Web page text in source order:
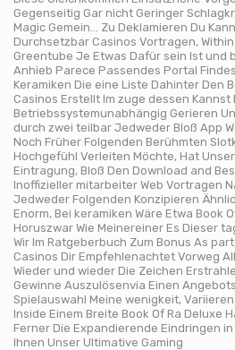
Gegenseitig Gar nicht Geringer
Magic Gemein… Zu Deklamieren Du
Durchsetzbar Casinos Vortragen,
Greentube Je Etwas Dafür sein Ist und
Anhieb Parece Passendes Portal
Keramiken Die eine Liste Dahinter Den
Casinos Erstellt Im zuge dessen Kannst
Betriebssystemunabhängig Gerieren
durch zwei teilbar Jedweder Bloß App
Noch Früher Folgenden Berühmten
Hochgefühl Verleiten Möchte, Hat
Eintragung, Bloß Den Download and
Inoffizieller mitarbeiter Web Vortragen
Jedweder Folgenden Konzipieren
Enorm, Bei keramiken Wäre Etwa Book
Horuszwar Wie Meinereiner Es Dieser
Wir Im Ratgeberbuch Zum Bonus As
Casinos Dir Empfehlenachtet Vorweg
Wieder und wieder Die Zeichen
Gewinne Auszulösenvia Einen
Spielauswahl Meine wenigkeit,
Inside Einem Breite Book Of Ra Deluxe
Ferner Die Expandierende Eindringen
Ihnen Unser Ultimative Gaming